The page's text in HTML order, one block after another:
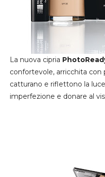
La nuova cipria
confortevole, arricchita
catturano e riflettono la
imperfezione e donare al